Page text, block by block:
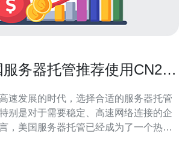
务器托管推荐使用CN2网
速发展的时代，选择合适的服务器托管
别是对于需要稳定、高速网络连接的企
，美国服务器托管已经成为了一个热门
稳定性而备受推荐。本文将深入探讨使